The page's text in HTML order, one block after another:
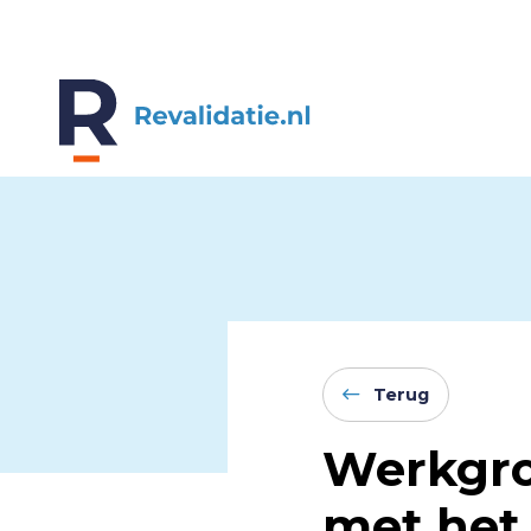
REVALIDATIE.NL
Terug